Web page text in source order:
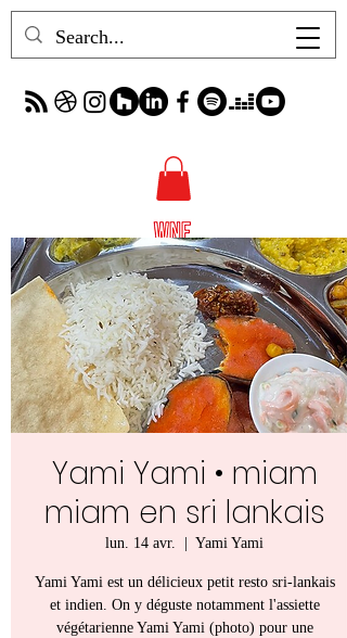
Yami Yami • miam
miam en sri lankais
lun. 14 avr.
  |
Yami Yami
Yami Yami est un délicieux petit resto sri-lankais
et indien. On y déguste notamment l'assiette
végétarienne Yami Yami (photo) pour une